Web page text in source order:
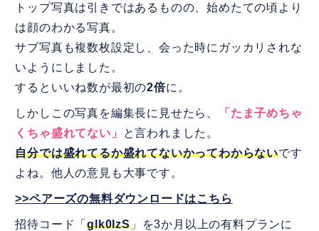
トップ写真は引きではあるものの、始めたての頃より
は顔のわかる写真。
サブ写真も複数枚設定し、会った時にガッカリされな
いようにしました。
するといいね数が最初の2倍に。
しかしこの写真を編集長に見せたら、
「たま子めちゃ
くちゃ盛れてない」
と言われました。
自分では盛れてるか盛れてないかってわからないです
よね。他人の意見も大事です。
>>ペアーズの無料ダウンロードはこちら
招待コード「glk0IzS」を3か月以上の有料プランに